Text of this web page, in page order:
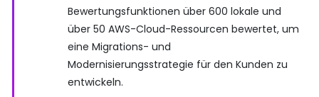
Bewertungsfunktionen über 600 lokale und
über 50 AWS-Cloud-Ressourcen bewertet, um
eine Migrations- und
Modernisierungsstrategie für den Kunden zu
entwickeln.